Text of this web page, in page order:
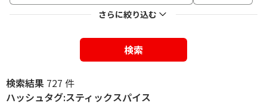
さらに絞り込む
検索
検索結果 727 件
ハッシュタグ:スティックスパイス